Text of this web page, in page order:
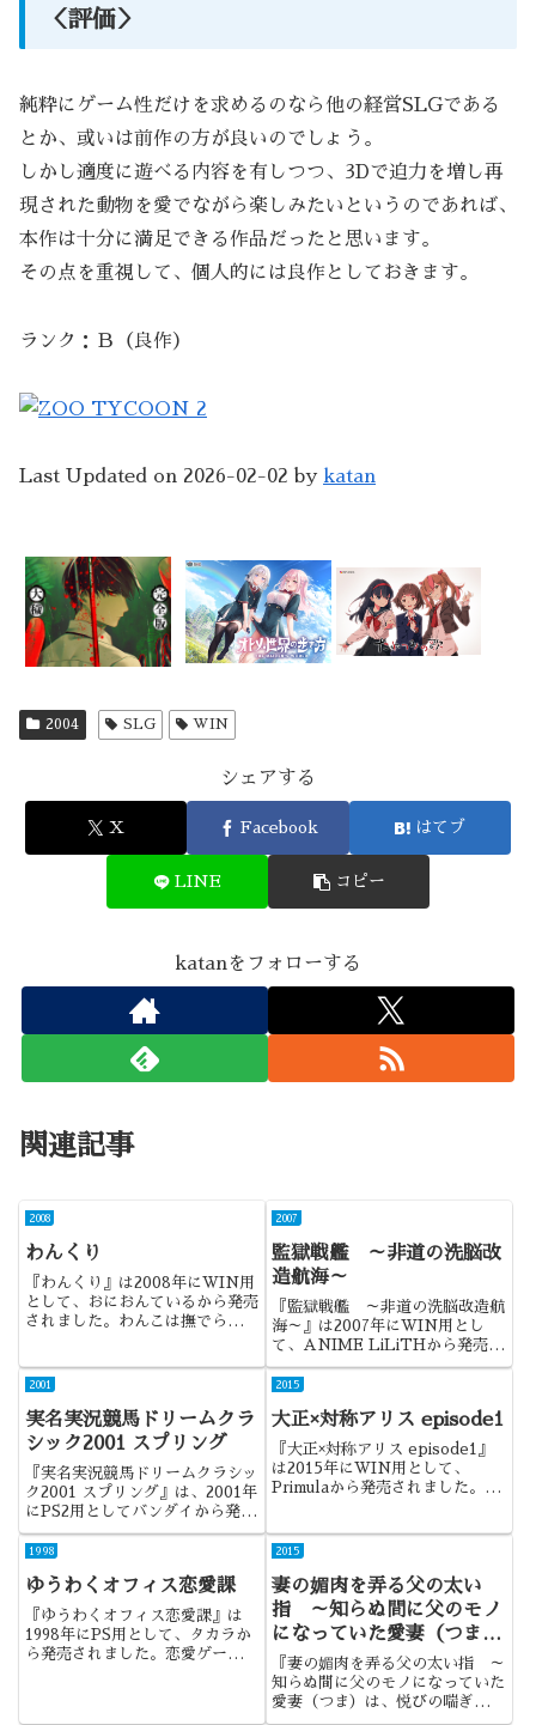
＜評価＞
純粋にゲーム性だけを求めるのなら他の経営SLGである
とか、或いは前作の方が良いのでしょう。
しかし適度に遊べる内容を有しつつ、3Dで迫力を増し再
現された動物を愛でながら楽しみたいというのであれば、
本作は十分に満足できる作品だったと思います。
その点を重視して、個人的には良作としておきます。
ランク：Ｂ（良作）
Last Updated on 2026-02-02 by katan
2004 SLG WIN
シェアする
X Facebook はてブ
LINE コピー
katanをフォローする
関連記事
2008
わんくり
『わんくり』は2008年にWIN用
として、おにおんているから発売
されました。わんこは撫でられる
2007
監獄戦艦 ～非道の洗脳改
造航海～
『監獄戦艦 ～非道の洗脳改造航
海～』は2007年にWIN用とし
て、ANIME LiLiTHから発売さ
れました。低価格商品の中では、
かなり話題になった作品でした
2001
実名実況競馬ドリームクラ
シック2001 スプリング
『実名実況競馬ドリームクラシッ
ク2001 スプリング』は、2001年
にPS2用としてバンダイから発売
されました。ジャンルは、言うま
でもなく競走馬調教SLGです。
2015
大正×対称アリス episode1
『大正×対称アリス episode1』
は2015年にWIN用として、
Primulaから発売されました。童
かく際立った作品でしたね。
1998
ゆうわくオフィス恋愛課
『ゆうわくオフィス恋愛課』は
1998年にPS用として、タカラか
ら発売されました。恋愛ゲーの中
2015
妻の媚肉を弄る父の太い
指 ～知らぬ間に父のモノ
になっていた愛妻（つま）
は、悦びの喘ぎとともに腰
をうねらせていた～
『妻の媚肉を弄る父の太い指 ～
知らぬ間に父のモノになっていた
愛妻（つま）は、悦びの喘ぎとと
もに腰をうねらせていた～』は